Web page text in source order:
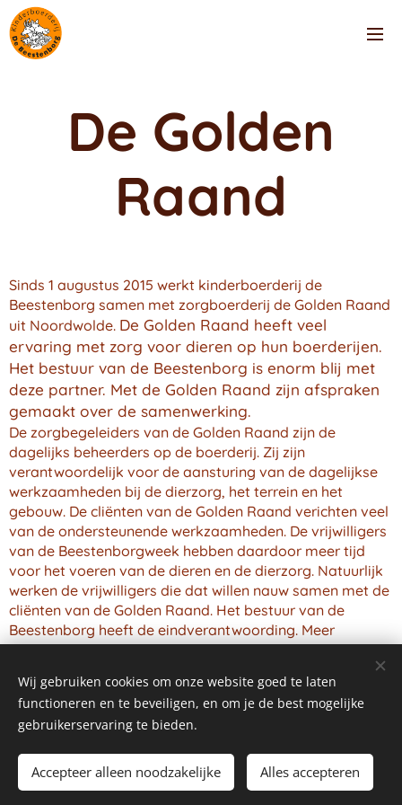
De Golden
Raand
Sinds 1 augustus 2015 werkt kinderboerderij de
Beestenborg samen met zorgboerderij de Golden Raand
uit Noordwolde. De Golden Raand heeft veel
ervaring met zorg voor dieren op hun boerderijen.
Het bestuur van de Beestenborg is enorm blij met
deze partner. Met de Golden Raand zijn afspraken
gemaakt over de samenwerking.
De zorgbegeleiders van de Golden Raand zijn de
dagelijks beheerders op de boerderij. Zij zijn
verantwoordelijk voor de aansturing van de dagelijkse
werkzaamheden bij de dierzorg, het terrein en het
gebouw. De cliënten van de Golden Raand verichten veel
van de ondersteunende werkzaamheden. De vrijwilligers
van de Beestenborgweek hebben daardoor meer tijd
voor het voeren van de dieren en de dierzorg. Natuurlijk
werken de vrijwilligers die dat willen nauw samen met de
cliënten van de Golden Raand. Het bestuur van de
Beestenborg heeft de eindverantwoording. Meer
informatie over de Golden Raand en haar activiteiten
Mogelijk gemaakt door Webnode Cookies
Wij gebruiken cookies om onze website goed te laten
functioneren en te beveiligen, en om je de best mogelijke
gebruikerservaring te bieden.
Accepteer alleen noodzakelijke Alles accepteren